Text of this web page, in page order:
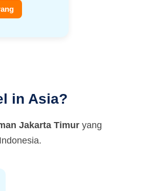
in Asia?
Jakarta Timur yang